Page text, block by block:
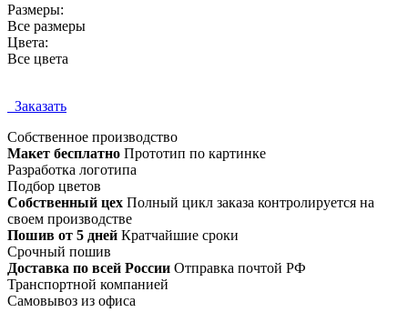
Размеры:
Все размеры
Цвета:
Все цвета
Заказать
Собственное производство
Макет бесплатно Прототип по картинке
Разработка логотипа
Подбор цветов
Собственный цех Полный цикл заказа контролируется на
своем производстве
Пошив от 5 дней Кратчайшие сроки
Срочный пошив
Доставка по всей России Отправка почтой РФ
Транспортной компанией
Самовывоз из офиса